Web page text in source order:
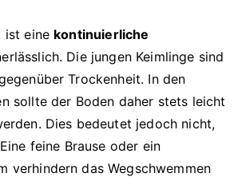
ist eine kontinuierliche
Die jungen Keimlinge sind
Trockenheit. In den
sollte der Boden daher stets leicht
Dies bedeutet jedoch nicht,
feine Brause oder ein
verhindern das Wegschwemmen